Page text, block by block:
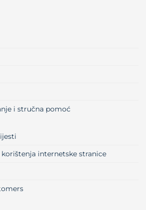
i stručna pomoć
internetske stranice